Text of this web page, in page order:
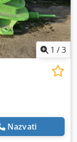
1 /3
Nazvati